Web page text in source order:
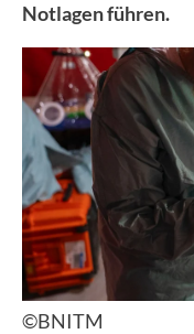
Notlagen führen.
©BNITM